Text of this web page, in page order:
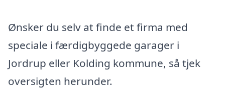
Ønsker du selv at finde et firma med
speciale i færdigbyggede garager i
Jordrup eller Kolding kommune, så tjek
oversigten herunder.